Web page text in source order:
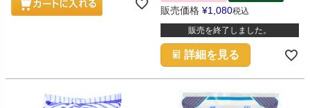
販売価格 ¥1,080税込
販売を終了しました。
詳細を見る